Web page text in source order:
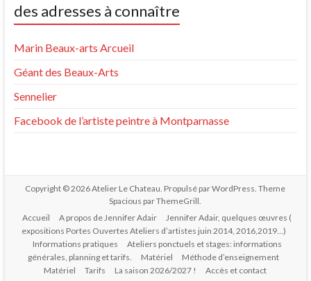
des adresses à connaître
Marin Beaux-arts Arcueil
Géant des Beaux-Arts
Sennelier
Facebook de l’artiste peintre à Montparnasse
Copyright © 2026Atelier Le Chateau. Propulsé parWordPress. Theme
Spacious parThemeGrill.
Accueil
A propos de Jennifer Adair
Jennifer Adair, quelques œuvres (
expositions Portes Ouvertes Ateliers d’artistes juin 2014, 2016,2019…)
Informations pratiques
Ateliers ponctuels et stages: informations
générales, planning et tarifs.
Matériel
Méthode d’enseignement
Matériel
Tarifs La saison 2026/2027 ! Accès et contact